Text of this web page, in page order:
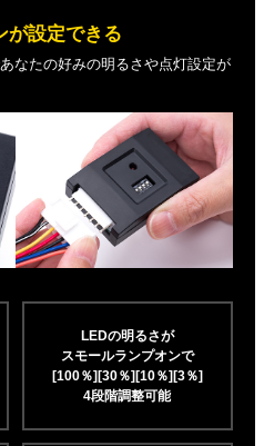
が設定できる
なたの好みの明るさや点灯設定が
LEDの明るさが
スモールランプオンで
[100％][30％][10％][3％]
4段階調整可能